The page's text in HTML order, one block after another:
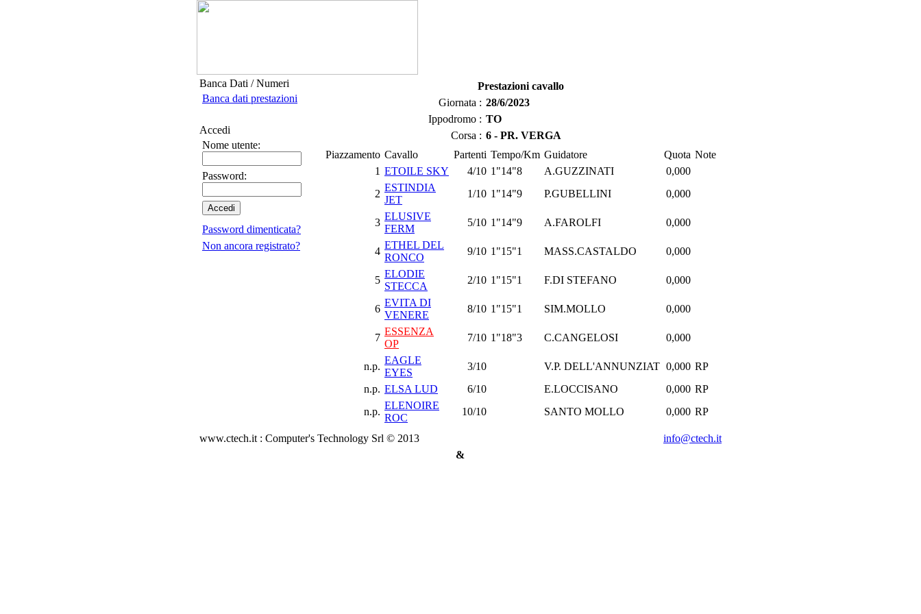
Banca Dati / Numeri
Banca dati prestazioni
Accedi
Nome utente:
Password:
Password dimenticata?
Non ancora registrato?
Prestazioni cavallo
Giornata : 28/6/2023
Ippodromo : TO
Corsa : 6 - PR. VERGA
Piazzamento Cavallo Partenti Tempo/Km Guidatore Quota Note
1 ETOILE SKY 4/10 1"14"8 A.GUZZINATI
0,000
2
ESTINDIA
JET
1/10 1"14"9 P.GUBELLINI 0,000
3
ELUSIVE
FERM
5/10 1"14"9 A.FAROLFI 0,000
4
ETHEL DEL
RONCO
9/10 1"15"1 MASS.CASTALDO 0,000
5
ELODIE
STECCA
2/10 1"15"1 F.DI STEFANO 0,000
6
EVITA DI
VENERE
8/10 1"15"1 SIM.MOLLO 0,000
7
ESSENZA
OP
7/10 1"18"3 C.CANGELOSI 0,000
n.p.
EAGLE
EYES
3/10 V.P. DELL'ANNUNZIAT 0,000 RP
n.p. ELSA LUD 6/10 E.LOCCISANO 0,000 RP
n.p.
ELENOIRE
ROC
10/10 SANTO MOLLO 0,000 RP
www.ctech.it : Computer's Technology Srl © 2013
info@ctech.it
&